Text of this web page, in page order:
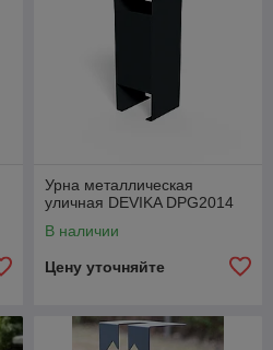
Урна металлическая
уличная DEVIKA DPG2014
В наличии
Цену уточняйте